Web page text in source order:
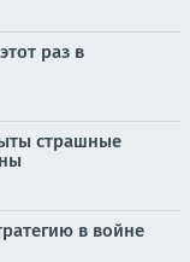
раз в
страшные
в войне